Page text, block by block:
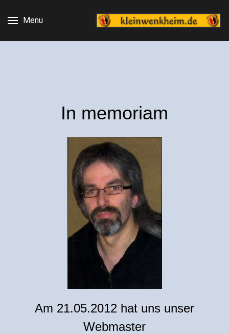
Menu
In memoriam
Am 21.05.2012 hat uns unser
Webmaster